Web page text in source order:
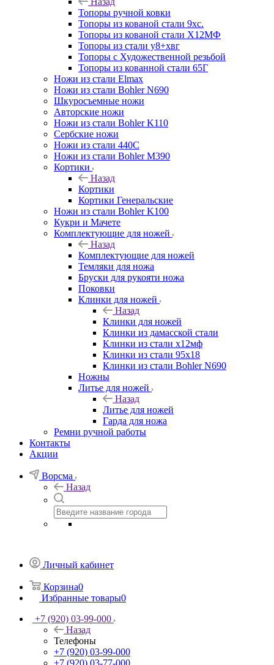
Топоры ручной ковки
Топоры из кованой стали 9хс.
Топоры из кованой стали Х12МФ
Топоры из стали у8+хвг
Топоры с Художественной резьбой
Топоры из кованной стали 65Г
Ножи из стали Elmax
Ножи из стали Bohler N690
Шкуросъемные ножи
Авторские ножи
Ножи из стали Bohler K110
Сербские ножи
Ножи из стали 440С
Ножи из стали Bohler M390
Кортики
Назад
Кортики
Кортики Генеральские
Ножи из стали Bohler K100
Кукри и Мачете
Комплектующие для ножей
Назад
Комплектующие для ножей
Темляки для ножа
Бруски для рукояти ножа
Поковки
Клинки для ножей
Назад
Клинки для ножей
Клинки из дамасской стали
Клинки из стали х12мф
Клинки из стали 95х18
Клинки из стали Bohler N690
Ножны
Литье для ножей
Назад
Литье для ножей
Гарда для ножа
Ремни ручной работы
Контакты
Акции
Ворсма
Назад
Личный кабинет
Корзина0
Избранные товары0
+7 (920) 03-99-000
Назад
Телефоны
+7 (920) 03-99-000
+7 (920) 03-77-000